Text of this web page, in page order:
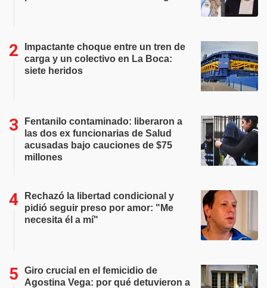
Impactante choque entre un tren de
carga y un colectivo en La Boca:
siete heridos
Fentanilo contaminado: liberaron a
las dos ex funcionarias de Salud
acusadas bajo cauciones de $75
millones
Rechazó la libertad condicional y
pidió seguir preso por amor: "Me
necesita él a mí"
Giro crucial en el femicidio de
Agostina Vega: por qué detuvieron a